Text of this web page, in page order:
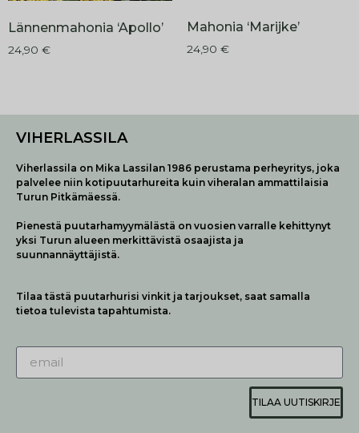
Lännenmahonia ‘Apollo’
24,90 €
Mahonia ‘Marijke’
24,90 €
VIHERLASSILA
Viherlassila on Mika Lassilan 1986 perustama perheyritys, joka
palvelee niin kotipuutarhureita kuin viheralan ammattilaisia
Turun Pitkämäessä.
Pienestä puutarhamyymälästä on vuosien varralle kehittynyt
yksi Turun alueen merkittävistä osaajista ja
suunnannäyttäjistä.
Tilaa tästä puutarhurisi vinkit ja tarjoukset, saat samalla
tietoa tulevista tapahtumista.
TILAA UUTISKIRJE